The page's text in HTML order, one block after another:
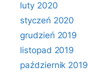
luty 2020
styczeń 2020
grudzień 2019
listopad 2019
październik 2019